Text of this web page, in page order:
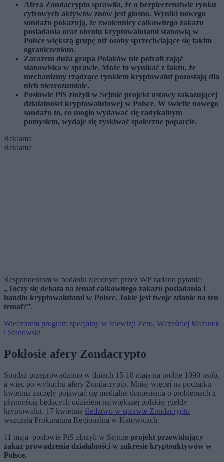
Afera Zondacrypto sprawiła, że o bezpieczeństwie rynku
cyfrowych aktywów znów jest głośno. Wyniki nowego
sondażu pokazują, że zwolennicy całkowitego zakazu
posiadania oraz obrotu kryptowalutami stanowią w
Polsce większą grupę niż osoby sprzeciwiające się takim
ograniczeniom.
Zarazem duża grupa Polaków nie potrafi zająć
stanowiska w sprawie. Może to wynikać z faktu, że
mechanizmy rządzące rynkiem kryptowalut pozostają dla
nich niezrozumiałe.
Posłowie PiS złożyli w Sejmie projekt ustawy zakazującej
działalności kryptowalutowej w Polsce. W świetle nowego
sondażu to, co mogło wydawać się radykalnym
pomysłem, wydaje się zyskiwać społeczne poparcie.
Reklama
Reklama
Respondentom w badaniu zleconym przez WP zadano pytanie:
„Toczy się debata na temat całkowitego zakazu posiadania i
handlu kryptowalutami w Polsce. Jakie jest twoje zdanie na ten
temat?”.
Wieczorem program specjalny w telewizji Zero. Wcześniej Mazurek
i Stanowski
Pokłosie afery Zondacrypto
Sondaż przeprowadzono w dniach 15-18 maja na próbie 1090 osób,
a więc po wybuchu afery Zondacrypto. Mniej więcej na początku
kwietnia zaczęły pojawiać się medialne doniesienia o problemach z
płynnością będących udziałem największej polskiej giełdy
kryptowalut. 17 kwietnia śledztwo w sprawie Zondacrypto
wszczęła Prokuratura Regionalna w Katowicach.
11 maja posłowie PiS złożyli w Sejmie projekt przewidujący
zakaz prowadzenia działalności w zakresie kryptoaktywów w
Polsce.